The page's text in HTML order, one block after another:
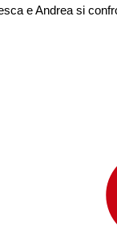
e Andrea si